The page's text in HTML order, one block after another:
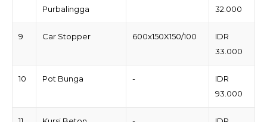
Purbalingga
32.000
9 Car Stopper 600x150X150/100
IDR
33.000
10 Pot Bunga -
IDR
93.000